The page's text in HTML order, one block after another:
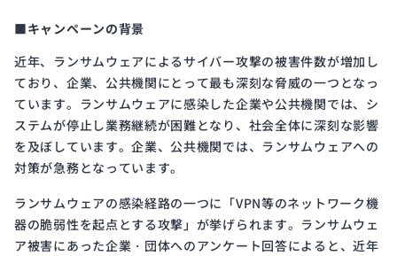
■キャンペーンの背景
近年、ランサムウェアによるサイバー攻撃の被害件数が増加し
ており、企業、公共機関にとって最も深刻な脅威の一つとなっ
ています。ランサムウェアに感染した企業や公共機関では、シ
ステムが停止し業務継続が困難となり、社会全体に深刻な影響
を及ぼしています。企業、公共機関では、ランサムウェアへの
対策が急務となっています。
ランサムウェアの感染経路の一つに「VPN等のネットワーク機
器の脆弱性を起点とする攻撃」が挙げられます。ランサムウェ
ア被害にあった企業・団体へのアンケート回答によると、近年